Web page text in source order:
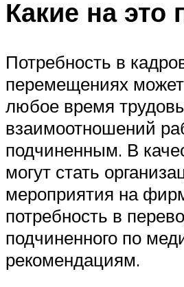
Какие на это
Потребность в
перемещениях
любое время
взаимоотношений
подчиненным. В
могут стать
мероприятия на
потребность в
подчиненного по
рекомендациям.